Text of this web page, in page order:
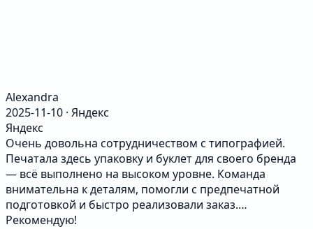
Alexandra
2025-11-10 · Яндекс
Яндекс
Очень довольна сотрудничеством с типографией.
Печатала здесь упаковку и буклет для своего бренда
— всё выполнено на высоком уровне. Команда
внимательна к деталям, помогли с предпечатной
подготовкой и быстро реализовали заказ.
Рекомендую!